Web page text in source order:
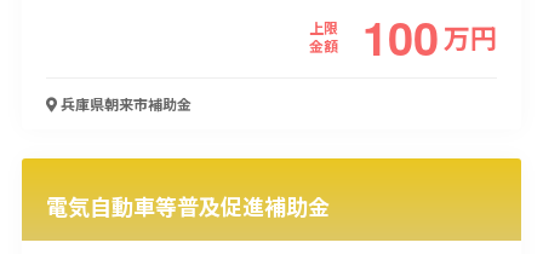
海外展開 設備投資
人材採用・雇用
人材育成・福利厚生
環境・省エネ
テレワーク
上限
金額
100万円
兵庫県朝来市補助金
電気自動車等普及促進補助金